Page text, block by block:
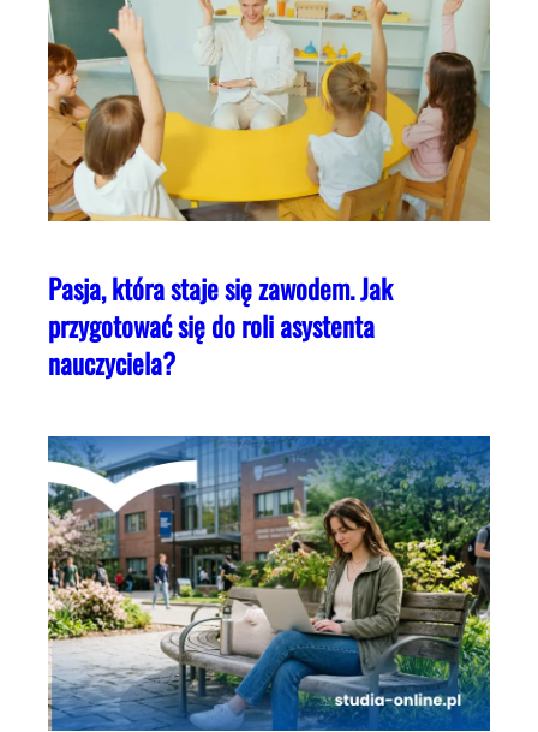
Pasja, która staje się zawodem. Jak
przygotować się do roli asystenta
nauczyciela?